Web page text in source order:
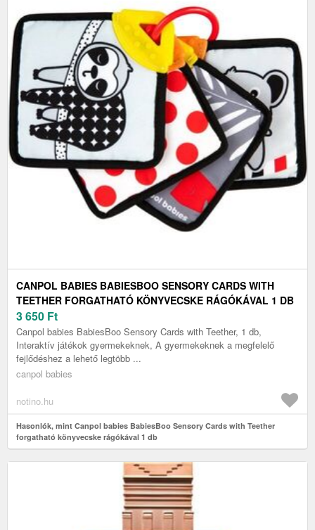
CANPOL BABIES BABIESBOO SENSORY CARDS WITH
TEETHER FORGATHATÓ KÖNYVECSKE RÁGÓKÁVAL 1 DB
3 650 Ft
Canpol babies BabiesBoo Sensory Cards with Teether, 1 db,
Interaktív játékok gyermekeknek, A gyermekeknek a megfelelő
fejlődéshez a lehető legtöbb ...
canpol babies
notino.hu
Hasonlók, mint Canpol babies BabiesBoo Sensory Cards with Teether
forgatható könyvecske rágókával 1 db